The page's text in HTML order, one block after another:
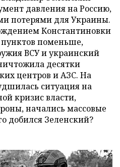
давления на Россию,
потерями для Украины.
Константиновки
поменьше,
ВСУ и украинский
десятки
центров и АЗС. На
ситуация на
кризис власти,
начались массовые
добился Зеленский?